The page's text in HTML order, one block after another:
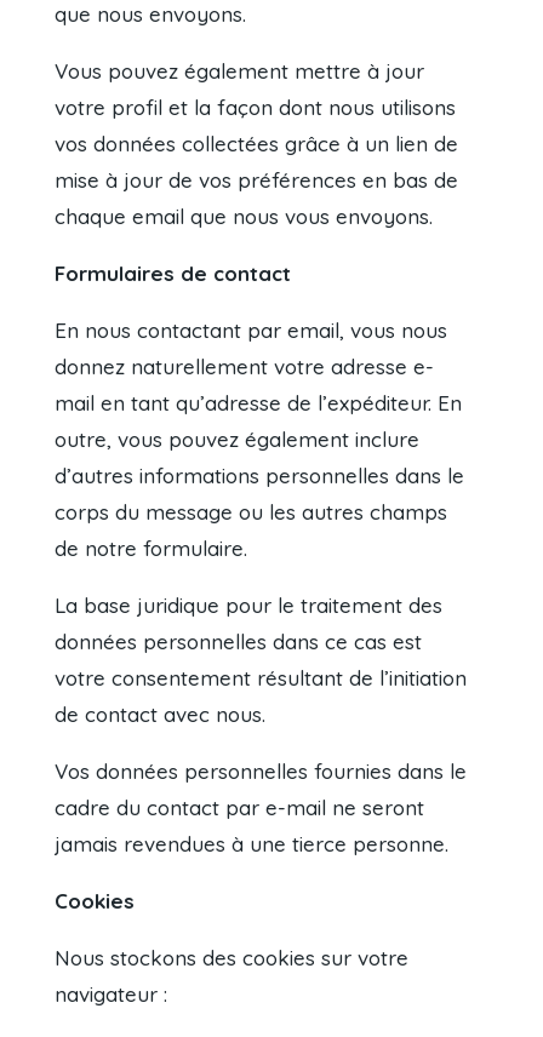
que nous envoyons.
Vous pouvez également mettre à jour
votre profil et la façon dont nous utilisons
vos données collectées grâce à un lien de
mise à jour de vos préférences en bas de
chaque email que nous vous envoyons.
Formulaires de contact
En nous contactant par email, vous nous
donnez naturellement votre adresse e-
mail en tant qu’adresse de l’expéditeur. En
outre, vous pouvez également inclure
d’autres informations personnelles dans le
corps du message ou les autres champs
de notre formulaire.
La base juridique pour le traitement des
données personnelles dans ce cas est
votre consentement résultant de l’initiation
de contact avec nous.
Vos données personnelles fournies dans le
cadre du contact par e-mail ne seront
jamais revendues à une tierce personne.
Cookies
Nous stockons des cookies sur votre
navigateur :